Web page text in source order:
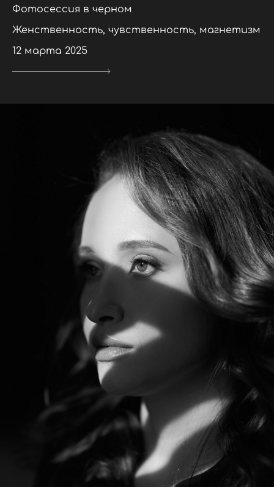
Фотосессия в черном
Женственность, чувственность, магнетизм
12 марта 2025